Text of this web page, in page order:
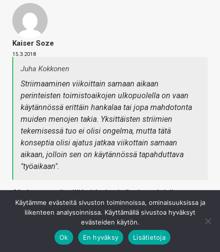
Kaiser Soze
15.3.2018
Juha Kokkonen
Striimaaminen viikoittain samaan aikaan
perinteisten toimistoaikojen ulkopuolella on vaan
käytännössä erittäin hankalaa tai jopa mahdotonta
muiden menojen takia. Yksittäisten striimien
tekemisessä tuo ei olisi ongelma, mutta tätä
konseptia olisi ajatus jatkaa viikottain samaan
aikaan, jolloin sen on käytännössä tapahduttava
"työaikaan".
Aikahan sen näyttää kuinka hyvin ihmiset ehtivät
katsomaan. Viikonloput poissuljettu vaihtoehto?
Kirjaudu sisään vastataksesi
Käytämme evästeitä sivuston toiminnoissa, ominaisuuksissa ja
liikenteen analysoinnissa. Käyttämällä sivustoa hyväksyt
evästeiden käytön.
Ok
En hyväksy Lisätietoja